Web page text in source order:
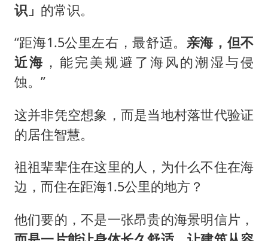
识」 的常识。
“距海1.5公里左右，最舒适。 亲海，但不
近海 ，能完美规避了海风的潮湿与侵
蚀。”
这并非凭空想象，而是当地村落世代验证
的居住智慧。
祖祖辈辈住在这里的人，为什么不住在海
边，而住在距海1.5公里的地方？
他们要的，不是一张昂贵的海景明信片，